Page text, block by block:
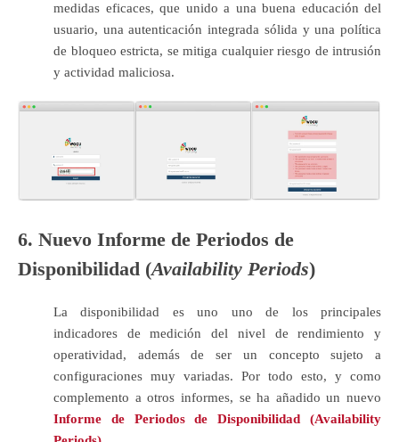
medidas eficaces, que unido a una buena educación del
usuario, una autenticación integrada sólida y una política
de bloqueo estricta, se mitiga cualquier riesgo de intrusión
y actividad maliciosa.
6. Nuevo Informe de Periodos de
Disponibilidad (Availability Periods)
La disponibilidad es uno uno de los principales
indicadores de medición del nivel de rendimiento y
operatividad, además de ser un concepto sujeto a
configuraciones muy variadas. Por todo esto, y como
complemento a otros informes, se ha añadido un nuevo
Informe de Periodos de Disponibilidad (Availability